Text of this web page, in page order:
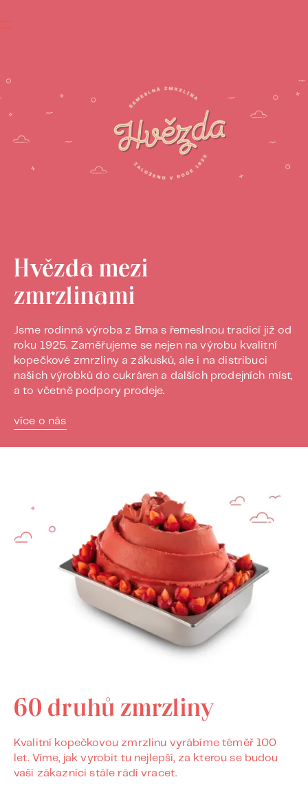
Hvězda mezi
zmrzlinami
Jsme rodinná výroba z Brna s řemeslnou tradicí již od
roku 1925. Zaměřujeme se nejen na výrobu kvalitní
kopečkové zmrzliny a zákusků, ale i na distribuci
našich výrobků do cukráren a dalších prodejních míst,
a to včetně podpory prodeje.
více o nás
60 druhů zmrzliny
Kvalitní kopečkovou zmrzlinu vyrábíme téměř 100
let. Víme, jak vyrobit tu nejlepší, za kterou se budou
vaši zákazníci stále rádi vracet.